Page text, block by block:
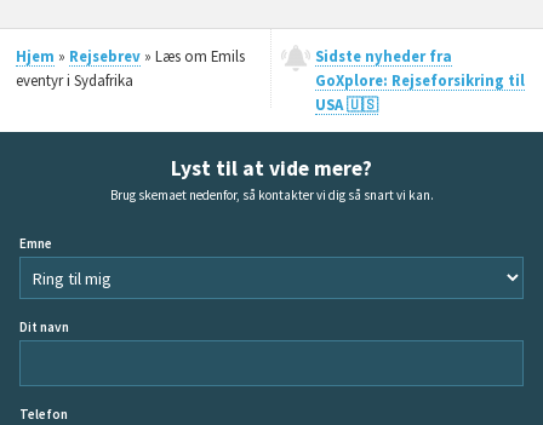
Hjem » Rejsebrev» Læs om Emils
eventyr i Sydafrika
Sidste nyheder fra
GoXplore: Rejseforsikring til
USA 🇺🇸
Lyst til at vide mere?
Brug skemaet nedenfor, så kontakter vi dig så snart vi kan.
Emne
Dit navn
Telefon